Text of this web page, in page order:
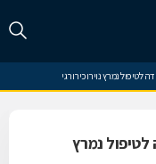
לטיפול נמרץ נוירוכירורגי
לטיפול נמרץ